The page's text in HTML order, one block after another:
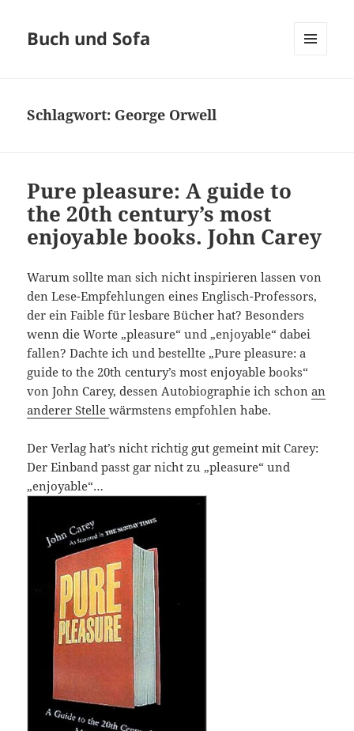
Buch und Sofa
Schlagwort: George Orwell
Pure pleasure: A guide to
the 20th century’s most
enjoyable books. John Carey
Warum sollte man sich nicht inspirieren lassen von
den Lese-Empfehlungen eines Englisch-Professors,
der ein Faible für lesbare Bücher hat? Besonders
wenn die Worte „pleasure“ und „enjoyable“ dabei
fallen? Dachte ich und bestellte „Pure pleasure: a
guide to the 20th century’s most enjoyable books“
von John Carey, dessen Autobiographie ich schonan
anderer Stellewärmstens empfohlen habe.
Der Verlag hat’s nicht richtig gut gemeint mit Carey:
Der Einband passt gar nicht zu „pleasure“ und
„enjoyable“…